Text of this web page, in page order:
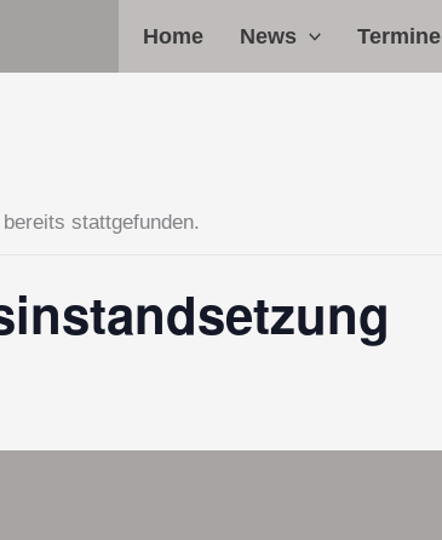
Home News Termine
stattgefunden.